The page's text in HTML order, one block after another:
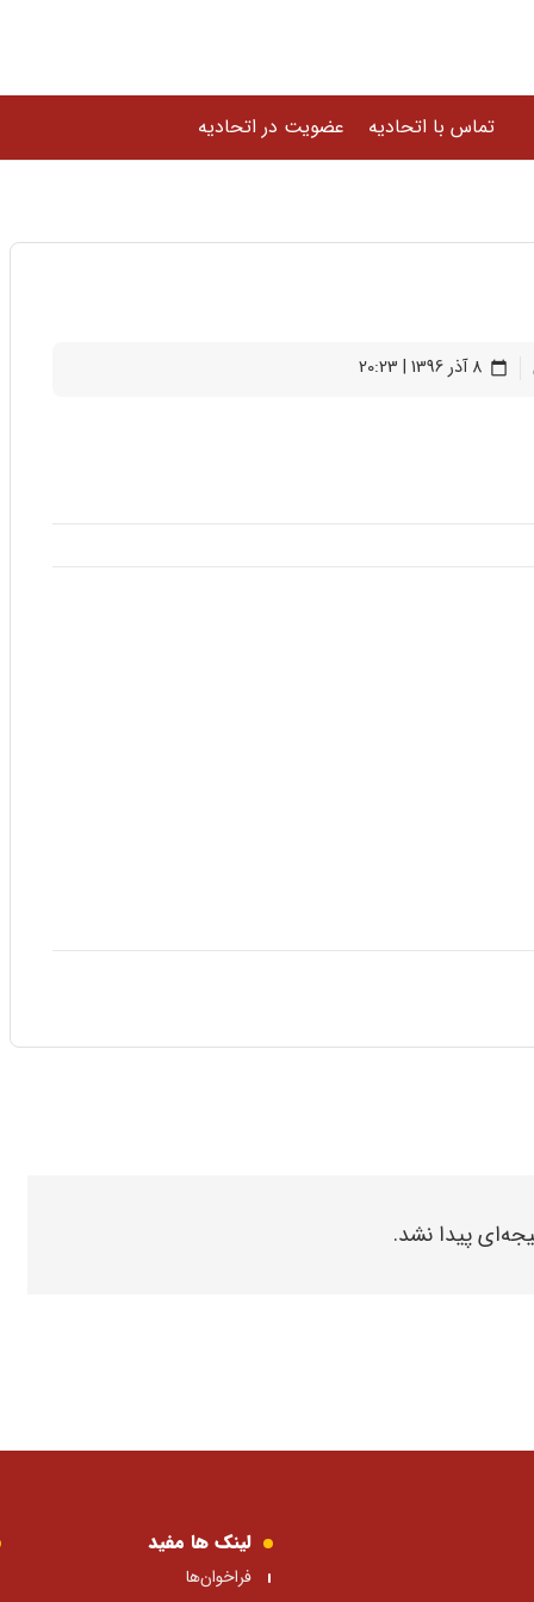
تماس با اتحادیه عضویت در اتحادیه
calendar_today 8 آذر 1396 | 20:23
پیدا نشد.
لینک ها مفید
فراخوان‌ها